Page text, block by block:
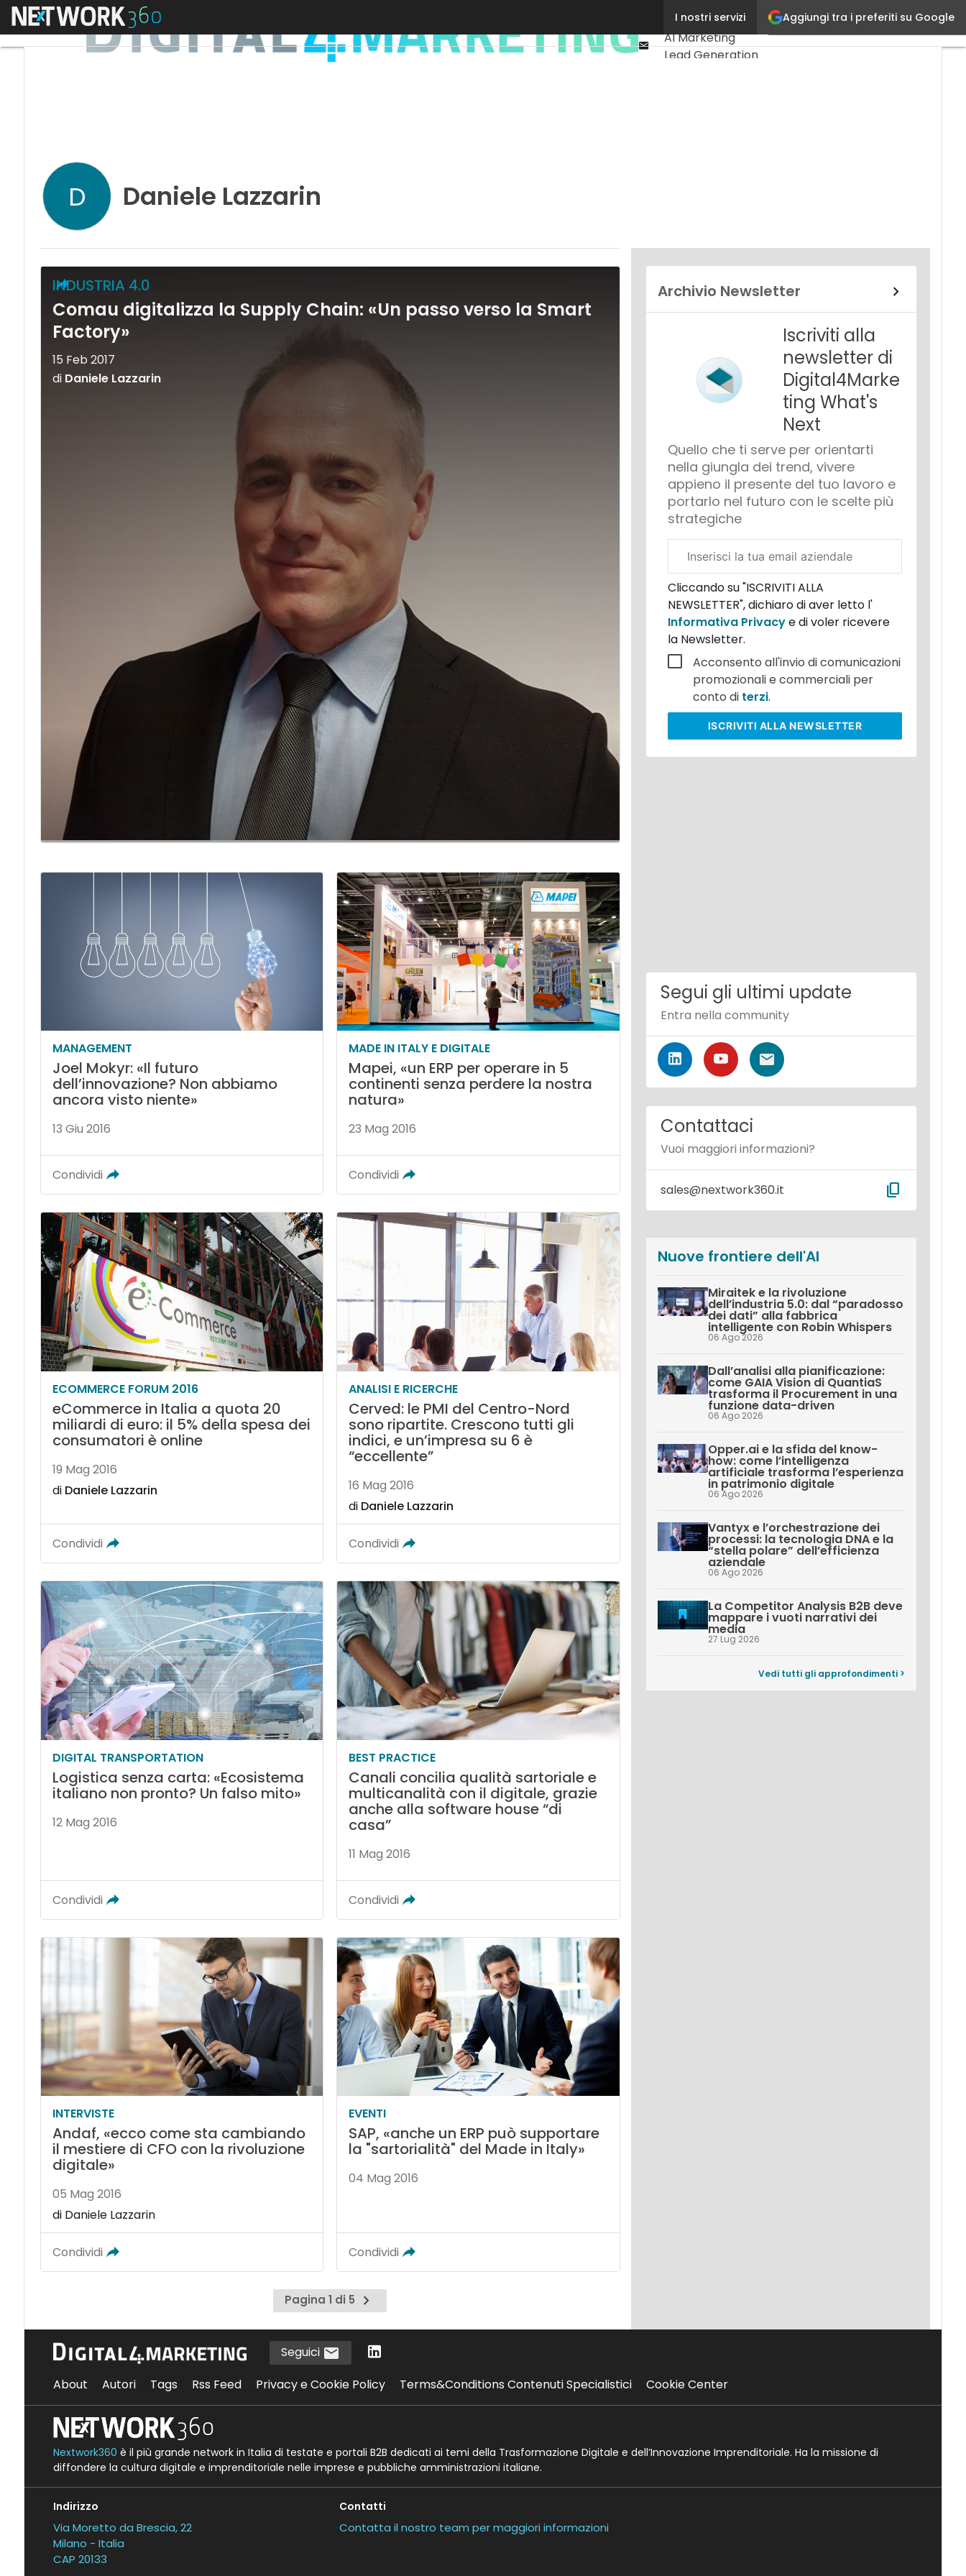
Aggiungi tra i preferiti su Google
I nostri servizi
Menu
Youtube-
play
Email
Ultimi articoli
AI Marketing
Lead Generation
D Daniele Lazzarin
INDUSTRIA 4.0
Comau digitalizza la Supply Chain: «Un passo verso la Smart
Factory»
15 Feb 2017
di Daniele Lazzarin
MANAGEMENT
Joel Mokyr: «Il futuro
dell’innovazione? Non abbiamo
ancora visto niente»
13 Giu 2016
Condividi
MADE IN ITALY E DIGITALE
Mapei, «un ERP per operare in 5
continenti senza perdere la nostra
natura»
23 Mag 2016
Condividi
ECOMMERCE FORUM 2016
eCommerce in Italia a quota 20
miliardi di euro: il 5% della spesa dei
consumatori è online
19 Mag 2016
di Daniele Lazzarin
Condividi
ANALISI E RICERCHE
Cerved: le PMI del Centro-Nord
sono ripartite. Crescono tutti gli
indici, e un’impresa su 6 è
“eccellente”
16 Mag 2016
di Daniele Lazzarin
Condividi
DIGITAL TRANSPORTATION
Logistica senza carta: «Ecosistema
italiano non pronto? Un falso mito»
12 Mag 2016
Condividi
BEST PRACTICE
Canali concilia qualità sartoriale e
multicanalità con il digitale, grazie
anche alla software house “di
casa”
11 Mag 2016
Condividi
INTERVISTE
Andaf, «ecco come sta cambiando
il mestiere di CFO con la rivoluzione
digitale»
05 Mag 2016
di Daniele Lazzarin
Condividi
EVENTI
SAP, «anche un ERP può supportare
la "sartorialità" del Made in Italy»
04 Mag 2016
Condividi
Pagina 1 di 5
Pagina
successiva
Archivio Newsletter
Iscriviti alla
newsletter di
Digital4Marke
ting What's
Next
Quello che ti serve per orientarti
nella giungla dei trend, vivere
appieno il presente del tuo lavoro e
portarlo nel futuro con le scelte più
strategiche
aziendale
Cliccando su "ISCRIVITI ALLA
NEWSLETTER", dichiaro di aver letto l'
Informativa Privacye di voler ricevere
la Newsletter.
Acconsento all'invio di comunicazioni
promozionali e commerciali per
conto di terzi.
ISCRIVITI ALLA NEWSLETTER
Segui gli ultimi update
Entra nella community
Contattaci
Vuoi maggiori informazioni?
sales@nextwork360.it content_copy
Nuove frontiere dell'AI
Miraitek e la rivoluzione
dell’industria 5.0: dal “paradosso
dei dati” alla fabbrica
intelligente con Robin Whispers
06 Ago 2026
Dall’analisi alla pianificazione:
come GAIA Vision di QuantiaS
trasforma il Procurement in una
funzione data-driven
06 Ago 2026
Opper.ai e la sfida del know-
how: come l’intelligenza
artificiale trasforma l’esperienza
in patrimonio digitale
06 Ago 2026
Vantyx e l’orchestrazione dei
processi: la tecnologia DNA e la
“stella polare” dell’efficienza
aziendale
06 Ago 2026
La Competitor Analysis B2B deve
mappare i vuoti narrativi dei
media
27 Lug 2026
Vedi tutti gli approfondimenti >
Seguici
About
Autori Tags Rss Feed Privacy e Cookie Policy Terms&Conditions Contenuti Specialistici Cookie Center
Nextwork360 è il più grande network in Italia di testate e portali B2B dedicati ai temi della Trasformazione Digitale e dell’Innovazione Imprenditoriale. Ha la missione di
diffondere la cultura digitale e imprenditoriale nelle imprese e pubbliche amministrazioni italiane.
Indirizzo
Via Moretto da Brescia, 22
Milano - Italia
CAP 20133
Contatti
Contatta il nostro team per maggiori informazioni